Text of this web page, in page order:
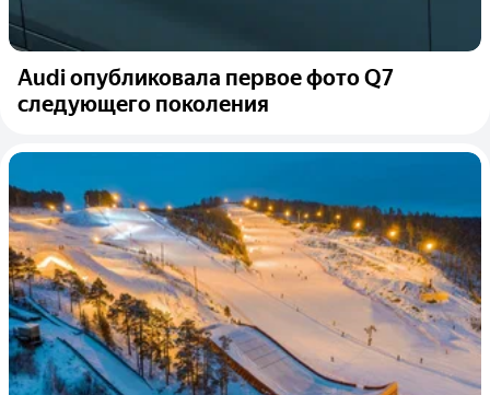
Audi опубликовала первое фото Q7
следующего поколения